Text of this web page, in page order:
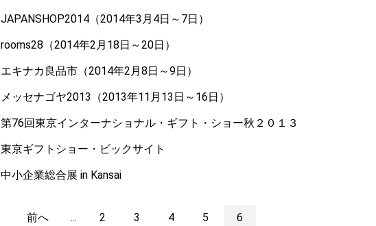
JAPANSHOP2014（2014年3月4日～7日）
rooms28（2014年2月18日～20日）
エキナカ良品市（2014年2月8日～9日）
メッセナゴヤ2013（2013年11月13日～16日）
第76回東京インターナショナル・ギフト・ショー秋２０１３
東京ギフトショー・ビックサイト
中小企業総合展 in Kansai
前へ ... 2 3 4 5 6